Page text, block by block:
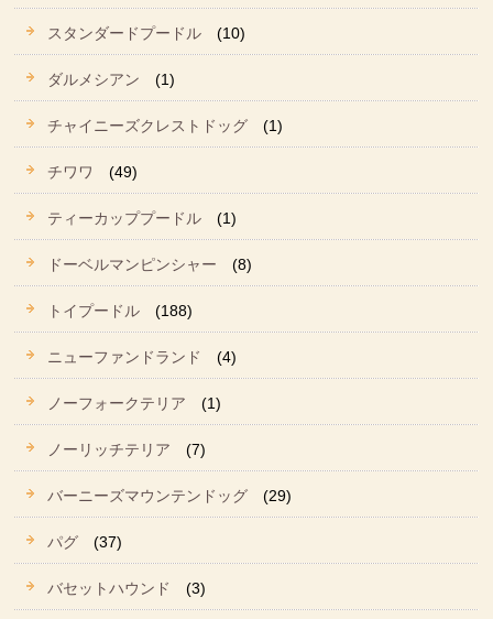
スタンダードプードル (10)
ダルメシアン (1)
チャイニーズクレストドッグ (1)
チワワ (49)
ティーカッププードル (1)
ドーベルマンピンシャー (8)
トイプードル (188)
ニューファンドランド (4)
ノーフォークテリア (1)
ノーリッチテリア (7)
バーニーズマウンテンドッグ (29)
パグ (37)
バセットハウンド (3)